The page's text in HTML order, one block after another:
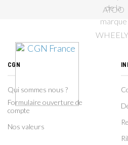
CGN
Qui sommes nous ?
Formulaire ouverture de
compte
Nos valeurs